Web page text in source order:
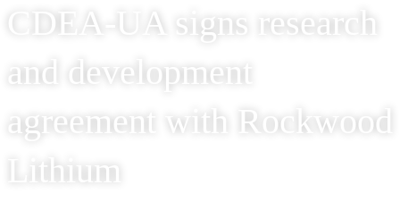
CDEA-UA signs research
and development
agreement with Rockwood
Lithium